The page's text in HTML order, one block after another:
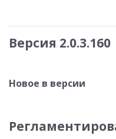
Версия 2.0.3.160
Новое в версии